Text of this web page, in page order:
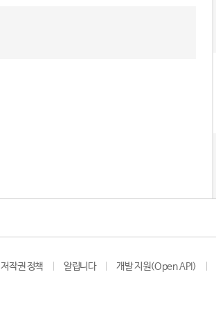
저작권 정책 알립니다 개발 지원(Open API)